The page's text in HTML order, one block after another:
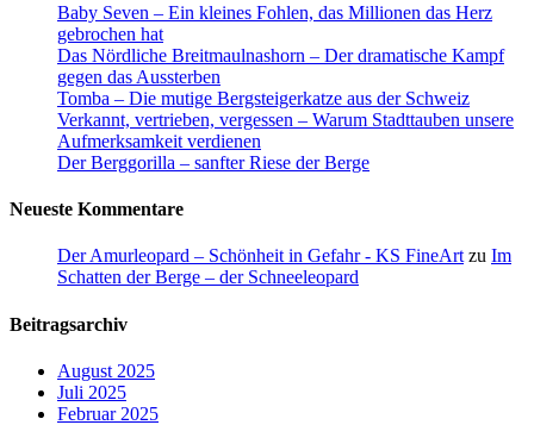
Baby Seven – Ein kleines Fohlen, das Millionen das Herz
gebrochen hat
Das Nördliche Breitmaulnashorn – Der dramatische Kampf
gegen das Aussterben
Tomba – Die mutige Bergsteigerkatze aus der Schweiz
Verkannt, vertrieben, vergessen – Warum Stadttauben unsere
Aufmerksamkeit verdienen
Der Berggorilla – sanfter Riese der Berge
Neueste Kommentare
Der Amurleopard – Schönheit in Gefahr - KS FineArt zu Im
Schatten der Berge – der Schneeleopard
Beitragsarchiv
August 2025
Juli 2025
Februar 2025